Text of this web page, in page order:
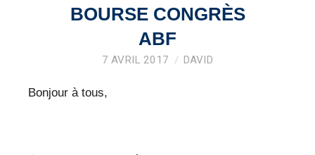
ACTIVITÉS DU
AGENDA
BOURSE CONGRÈS
ABF
7 AVRIL 2017 DAVID
Bonjour à tous,